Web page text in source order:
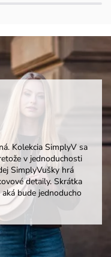
Kolekcia SimplyV sa
v jednoduchosti
SimplyVušky hrá
detaily. Skrátka
bude jednoducho